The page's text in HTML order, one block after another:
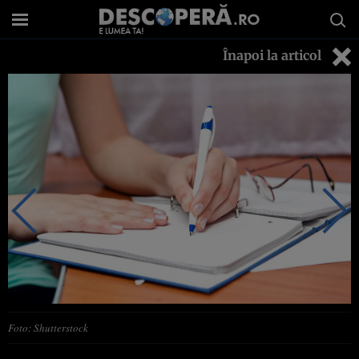
Înapoi la articol
Foto: Shutterstock